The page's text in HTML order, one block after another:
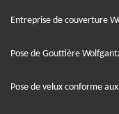
Entreprise de couverture
Pose de Gouttière
Pose de velux conforme